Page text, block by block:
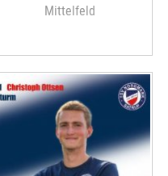
Mittelfeld